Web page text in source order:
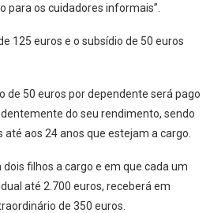
para os cuidadores informais”.
125 euros e o subsídio de 50 euros
de 50 euros por dependente será pago
do seu rendimento, sendo
até aos 24 anos que estejam a cargo.
dois filhos a cargo e em que cada um
até 2.700 euros, receberá em
de 350 euros